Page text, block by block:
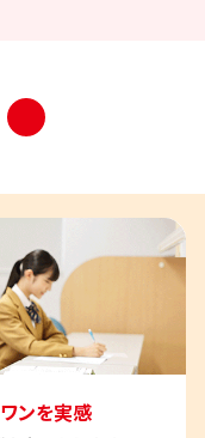
ンを実感